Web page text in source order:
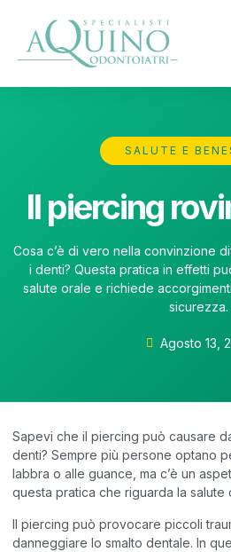
SALUTE E
Il piercing
Cosa c’è di vero nella convinzione
i denti? Questa pratica in effetti
salute orale e richiede
sicurezza.
Agosto 13,
Sapevi che il piercing può causare
denti? Sempre più persone optano
labbra o alle guance, ma c’è un
questa pratica che riguarda la salute
Il piercing può provocare piccoli
danneggiare lo smalto dentale. In